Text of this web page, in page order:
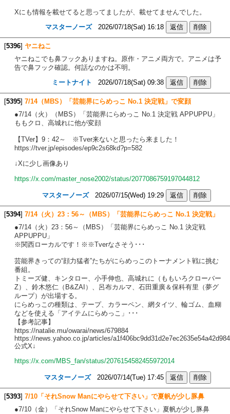
Xにも情報を載せてると思ってましたが、載せてませんでした。
マスターノーズ2026/07/18(Sat) 16:18
[5396] ヤニねこ
ヤニねこでも鼻フックありますね。原作・アニメ両方で。アニメは予
告で鼻フック確認。何話なのかは不明。
ミートナイト
2026/07/18(Sat) 09:38
[5395] 7/14（MBS）「芸能界にらめっこ No.1 決定戦」で変顔
●7/14（火）（MBS）「芸能界にらめっこ No.1 決定戦 APPUPPU」
ももクロ、高城れに他が変顔
【TVer】9：42～ ※Tver来ないと思ったら来ました！
https://tver.jp/episodes/ep9c2s68kd?p=582
↓Xに少し画像あり
https://x.com/master_nose2002/status/2077086759197044812
マスターノーズ2026/07/15(Wed) 19:29
[5394] 7/14（火）23：56～（MBS）「芸能界にらめっこ No.1 決定戦」
●7/14（火）23：56～（MBS）「芸能界にらめっこ No.1 決定戦
APPUPPU」
※関西ローカルです！※※Tverなさそう･･･
芸能界きっての“顔力猛者”たちがにらめっこのトーナメント戦に挑む
番組。
トミーズ健、キンタロー、小手伸也、高城れに（ももいろクローバー
Z）、鈴木悠仁（B&ZAI）、呂布カルマ、石田重廣＆保科有里（夢グ
ループ）が出場する。
にらめっこの種類は、テープ、カラーペン、網タイツ、輪ゴム、血糊
などを使える「アイテムにらめっこ」･･･
【参考記事】
https://natalie.mu/owarai/news/679884
https://news.yahoo.co.jp/articles/
公式X↓
https://x.com/MBS_fan/status/2076154582455972014
マスターノーズ2026/07/14(Tue) 17:45
[5393] 7/10「それSnow Manにやらせて下さい」で夏帆が少し豚鼻
●7/10（金）「それSnow Manにやらせて下さい」夏帆が少し豚鼻